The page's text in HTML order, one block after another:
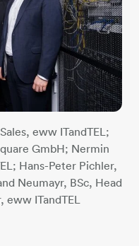
eww ITandTEL;
GmbH; Nermin
Hans-Peter Pichler,
Neumayr, BSc, Head
ITandTEL